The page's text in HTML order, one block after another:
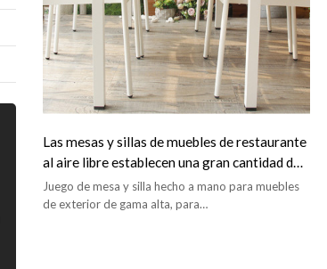
Las mesas y sillas de muebles de restaurante
al aire libre establecen una gran cantidad de
contenedores
Juego de mesa y silla hecho a mano para muebles
de exterior de gama alta, para